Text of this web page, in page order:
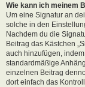
Wie kann ich meinem
Um eine Signatur an
solche in den
Nachdem du die
Beitrag das Kästchen
auch hinzufügen,
standardmäßige
einzelnen Beitrag
dort einfach das